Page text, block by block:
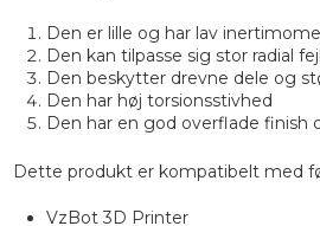
Den er lille og har lav
Den kan tilpasse sig stor radial
Den beskytter drevne dele og
Den har høj torsionsstivhed
Den har en god overflade finish
Dette produkt er kompatibelt med
VzBot 3D Printer